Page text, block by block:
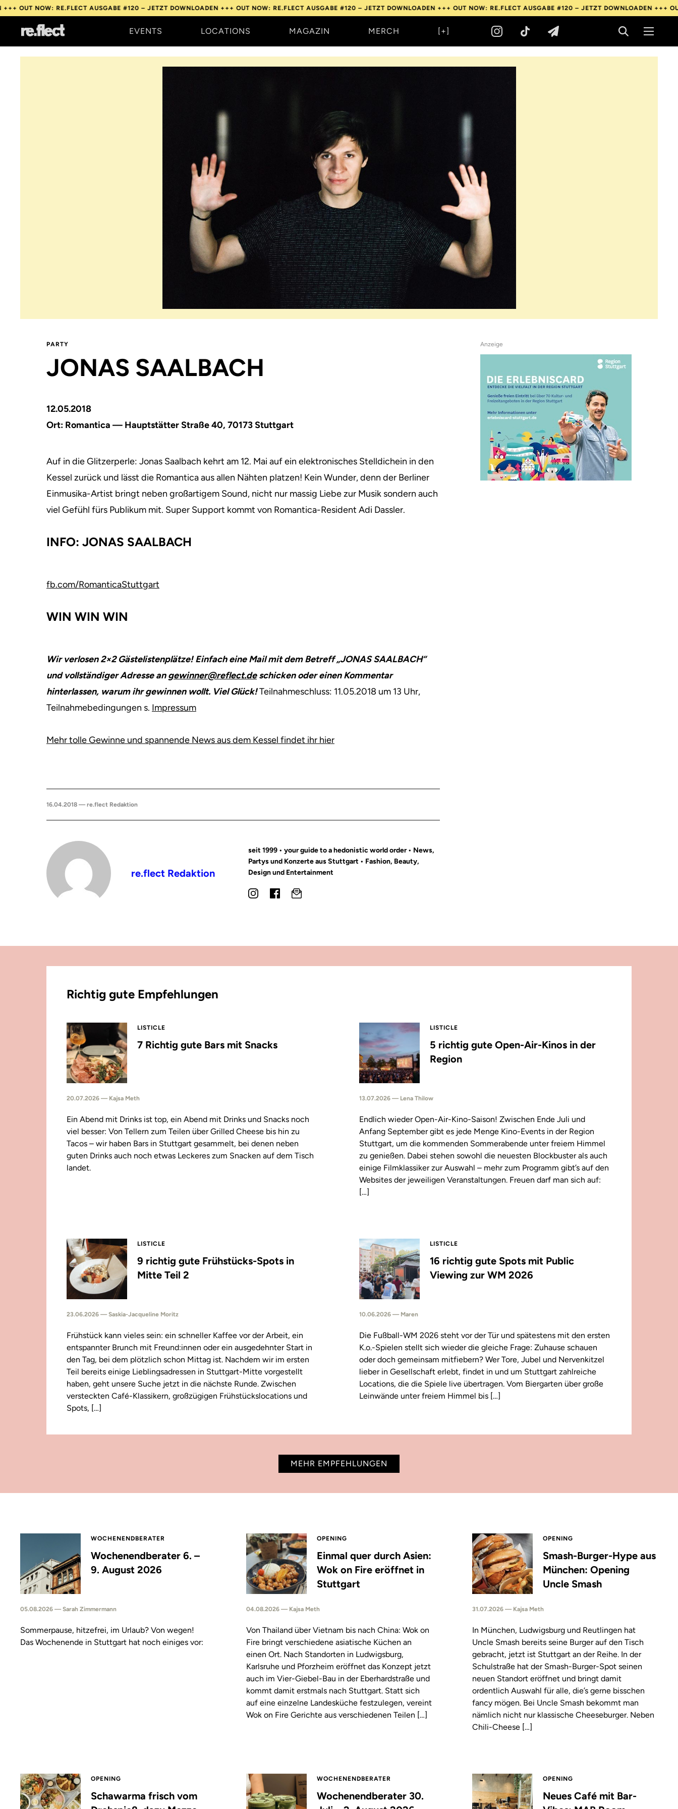
NOW: RE.FLECT AUSGABE #120 – JETZT DOWNLOADEN +++OUT NOW: RE.FLECT AUSGABE #120 – JETZT DOWNLOADEN +++OUT NOW: RE.FLECT AUSGABE #120 – JETZT DOWNLOADEN +++OUT NOW:
EVENTS LOCATIONS MAGAZIN MERCH [+]
PARTY
JONAS SAALBACH
12.05.2018
Ort: Romantica — Hauptstätter Straße 40, 70173 Stuttgart
Auf in die Glitzerperle: Jonas Saalbach kehrt am 12. Mai auf ein elektronisches Stelldichein in den
Kessel zurück und lässt die Romantica aus allen Nähten platzen! Kein Wunder, denn der Berliner
Einmusika-Artist bringt neben großartigem Sound, nicht nur massig Liebe zur Musik sondern auch
viel Gefühl fürs Publikum mit. Super Support kommt von Romantica-Resident Adi Dassler.
INFO: JONAS SAALBACH
fb.com/RomanticaStuttgart
WIN WIN WIN
Wir verlosen 2×2 Gästelistenplätze! Einfach eine Mail mit dem Betreff „JONAS SAALBACH“
und vollständiger Adresse angewinner@reflect.deschicken oder einen Kommentar
hinterlassen, warum ihr gewinnen wollt. Viel Glück!Teilnahmeschluss: 11.05.2018 um 13 Uhr,
Teilnahmebedingungen s. Impressum
Mehr tolle Gewinne und spannende News aus dem Kessel findet ihr hier
16.04.2018 — re.flect Redaktion
re.flect Redaktion
seit 1999 • your guide to a hedonistic world order • News,
Partys und Konzerte aus Stuttgart • Fashion, Beauty,
Design und Entertainment
Anzeige
Richtig gute Empfehlungen
LISTICLE
7 Richtig gute Bars mit Snacks
20.07.2026 — Kajsa Meth
Ein Abend mit Drinks ist top, ein Abend mit Drinks und Snacks noch
viel besser: Von Tellern zum Teilen über Grilled Cheese bis hin zu
Tacos – wir haben Bars in Stuttgart gesammelt, bei denen neben
guten Drinks auch noch etwas Leckeres zum Snacken auf dem Tisch
landet.
LISTICLE
5 richtig gute Open-Air-Kinos in der
Region
13.07.2026 — Lena Thilow
Endlich wieder Open-Air-Kino-Saison! Zwischen Ende Juli und
Anfang September gibt es jede Menge Kino-Events in der Region
Stuttgart, um die kommenden Sommerabende unter freiem Himmel
zu genießen. Dabei stehen sowohl die neuesten Blockbuster als auch
einige Filmklassiker zur Auswahl – mehr zum Programm gibt’s auf den
Websites der jeweiligen Veranstaltungen. Freuen darf man sich auf:
[…]
LISTICLE
9 richtig gute Frühstücks-Spots in
Mitte Teil 2
23.06.2026 — Saskia-Jacqueline Moritz
Frühstück kann vieles sein: ein schneller Kaffee vor der Arbeit, ein
entspannter Brunch mit Freund:innen oder ein ausgedehnter Start in
den Tag, bei dem plötzlich schon Mittag ist. Nachdem wir im ersten
Teil bereits einige Lieblingsadressen in Stuttgart-Mitte vorgestellt
haben, geht unsere Suche jetzt in die nächste Runde. Zwischen
versteckten Café-Klassikern, großzügigen Frühstückslocations und
Spots, […]
LISTICLE
16 richtig gute Spots mit Public
Viewing zur WM 2026
10.06.2026 — Maren
Die Fußball-WM 2026 steht vor der Tür und spätestens mit den ersten
K.o.-Spielen stellt sich wieder die gleiche Frage: Zuhause schauen
oder doch gemeinsam mitfiebern? Wer Tore, Jubel und Nervenkitzel
lieber in Gesellschaft erlebt, findet in und um Stuttgart zahlreiche
Locations, die die Spiele live übertragen. Vom Biergarten über große
Leinwände unter freiem Himmel bis […]
MEHR EMPFEHLUNGEN
WOCHENENDBERATER
Wochenendberater 6. –
9. August 2026
05.08.2026 — Sarah Zimmermann
Sommerpause, hitzefrei, im Urlaub? Von wegen!
Das Wochenende in Stuttgart hat noch einiges vor:
OPENING
Einmal quer durch Asien:
Wok on Fire eröffnet in
Stuttgart
04.08.2026 — Kajsa Meth
Von Thailand über Vietnam bis nach China: Wok on
Fire bringt verschiedene asiatische Küchen an
einen Ort. Nach Standorten in Ludwigsburg,
Karlsruhe und Pforzheim eröffnet das Konzept jetzt
auch im Vier-Giebel-Bau in der Eberhardstraße und
kommt damit erstmals nach Stuttgart. Statt sich
auf eine einzelne Landesküche festzulegen, vereint
Wok on Fire Gerichte aus verschiedenen Teilen […]
OPENING
Smash-Burger-Hype aus
München: Opening
Uncle Smash
31.07.2026 — Kajsa Meth
In München, Ludwigsburg und Reutlingen hat
Uncle Smash bereits seine Burger auf den Tisch
gebracht, jetzt ist Stuttgart an der Reihe. In der
Schulstraße hat der Smash-Burger-Spot seinen
neuen Standort eröffnet und bringt damit
ordentlich Auswahl für alle, die’s gerne bisschen
fancy mögen. Bei Uncle Smash bekommt man
nämlich nicht nur klassische Cheeseburger. Neben
Chili-Cheese […]
OPENING
Schawarma frisch vom
WOCHENENDBERATER
Wochenendberater 30.
OPENING
Neues Café mit Bar-